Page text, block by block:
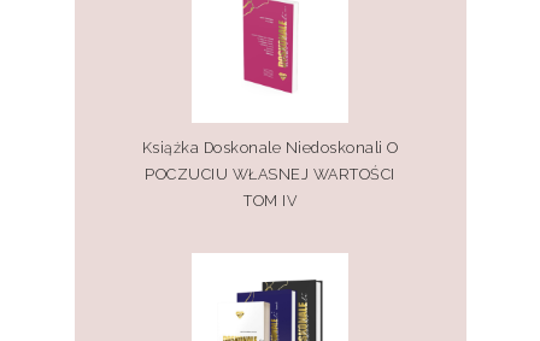
Książka Doskonale Niedoskonali O
POCZUCIU WŁASNEJ WARTOŚCI
TOM IV